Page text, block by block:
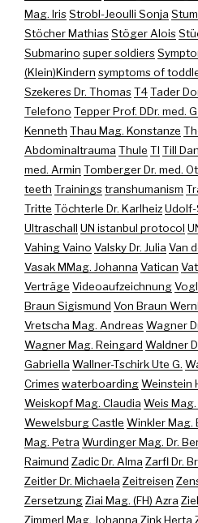
Mag. IrisStrobl-Jeoulli Sonja
Stöcher MathiasStöger Alois
Submarino super soldiers
(Klein)Kindern symptoms of
Szekeres Dr. ThomasT4Tader
Telefono Tepper Prof. DDr. med.
Kenneth Thau Mag. Konstanze
Abdominaltrauma Thule TI Till
med. Armin Tomberger Dr. med.
teeth Trainingstranshumanism
Tritte Töchterle Dr. KarlheizUdolf-
Ultraschall UN istanbul protocol
Vahing Vaino Valsky Dr. Julia Van
Vasak MMag. Johanna Vatican
Verträge Videoaufzeichnung
Braun Sigismund Von Braun
Vretscha Mag. AndreasWagner
Wagner Mag. Reingard Waldner
Gabriella Wallner-Tschirk Ute G.
CrimeswaterboardingWeinstein
Weiskopf Mag. Claudia Weis
Wewelsburg Castle Winkler Mag.
Mag. Petra Wurdinger Mag. Dr.
Raimund Zadic Dr. Alma Zarfl Dr.
Zeitler Dr. Michaela Zeitreisen
ZersetzungZiai Mag. (FH) Azra
Zimmerl Mag. Johanna Zink Herta